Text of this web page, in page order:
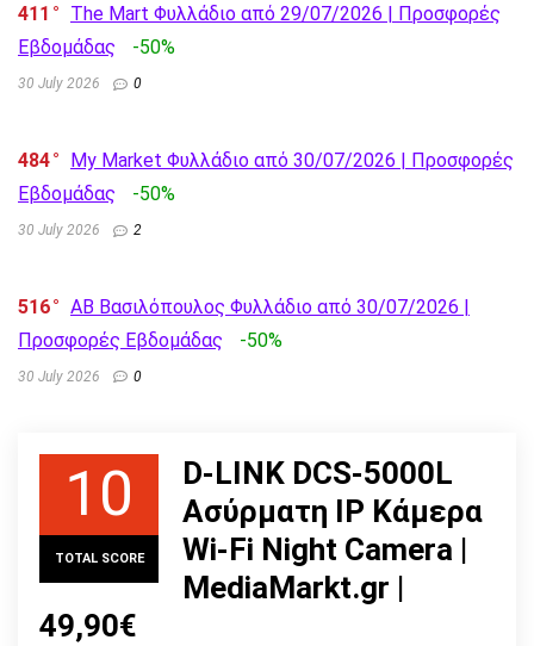
411
The Mart Φυλλάδιο από 29/07/2026 | Προσφορές
Εβδομάδας
-50%
30 July 2026 0
484
My Market Φυλλάδιο από 30/07/2026 | Προσφορές
Εβδομάδας
-50%
30 July 2026 2
516
AB Βασιλόπουλος Φυλλάδιο από 30/07/2026 |
Προσφορές Εβδομάδας
-50%
30 July 2026 0
10
TOTAL SCORE
D-LINK DCS-5000L
Ασύρματη IP Κάμερα
Wi-Fi Night Camera |
MediaMarkt.gr |
49,90€